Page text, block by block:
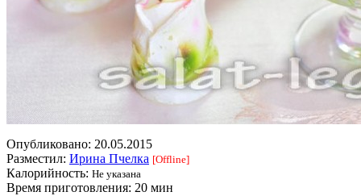
Опубликовано: 20.05.2015
Разместил: Ирина Пчелка [Offline]
Калорийность: Не указана
Время приготовления: 20 мин